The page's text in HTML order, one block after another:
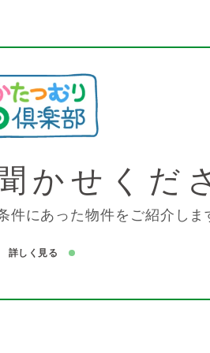
かせくだ
件にあった物件をご紹介しま
詳しく見る